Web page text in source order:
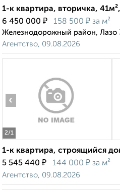
1-к квартира, вторичка,
6 450 000 ₽ 158 500 ₽ за м²
Железнодорожный район, Лазо
Агентство, 09.08.2026
2/1
‹
1-к квартира, строящийся
5 545 440 ₽ 144 000 ₽ за м²
Агентство, 09.08.2026